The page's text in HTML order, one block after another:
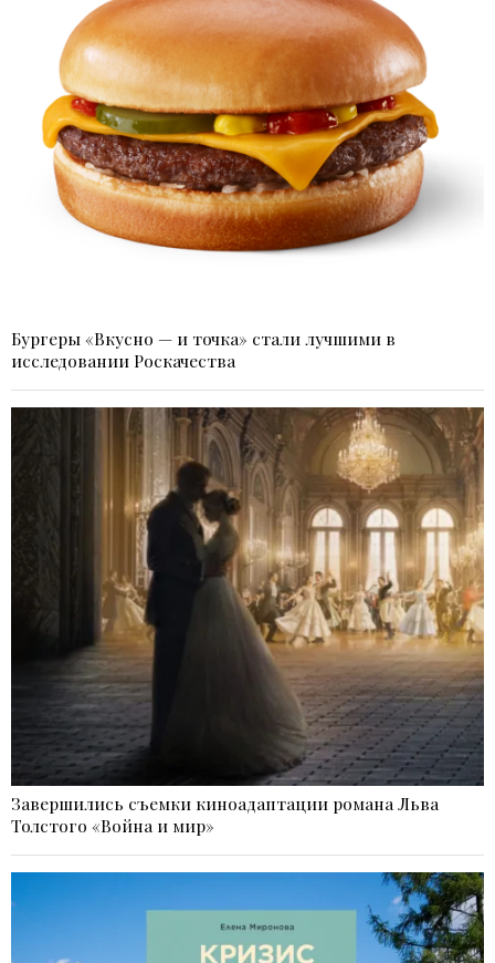
Бургеры «Вкусно — и точка» стали лучшими в
исследовании Роскачества
Завершились съемки киноадаптации романа Льва
Толстого «Война и мир»